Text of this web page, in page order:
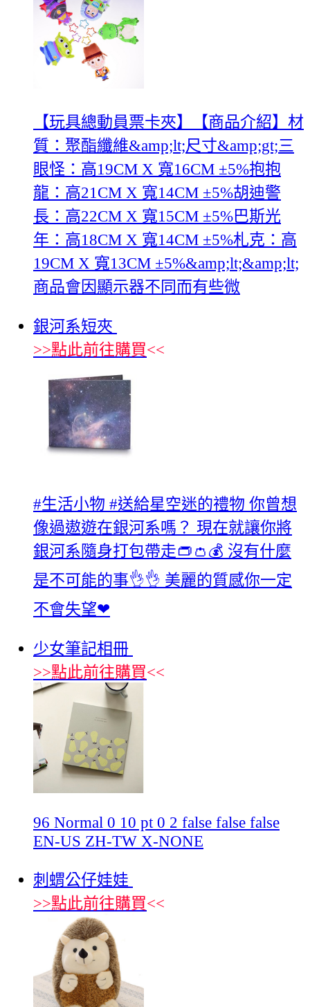
【玩具總動員票卡夾】【商品介紹】材
質：聚酯纖維&amp;lt;尺寸&amp;gt;三
眼怪：高19CM X 寬16CM ±5%抱抱
龍：高21CM X 寬14CM ±5%胡迪警
長：高22CM X 寬15CM ±5%巴斯光
年：高18CM X 寬14CM ±5%札克：高
19CM X 寬13CM ±5%&amp;lt;&amp;lt;
商品會因顯示器不同而有些微
銀河系短夾
>>點此前往購買<<
#‎生活小物‬ ‪#‎送給星空迷的禮物‬ 你曾想
像過遨遊在銀河系嗎？ 現在就讓你將
銀河系隨身打包帶走👝👛💰 沒有什麼
是不可能的事👌👌 美麗的質感你一定
不會失望❤
少女筆記相冊
>>點此前往購買<<
96 Normal 0 10 pt 0 2 false false false
EN-US ZH-TW X-NONE
刺蝟公仔娃娃
>>點此前往購買<<